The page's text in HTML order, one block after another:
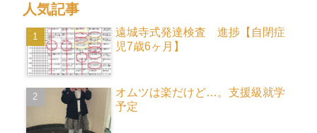
人気記事
遠城寺式発達検査 進捗【自閉症
児7歳6ヶ月】
オムツは楽だけど…。支援級就学
予定